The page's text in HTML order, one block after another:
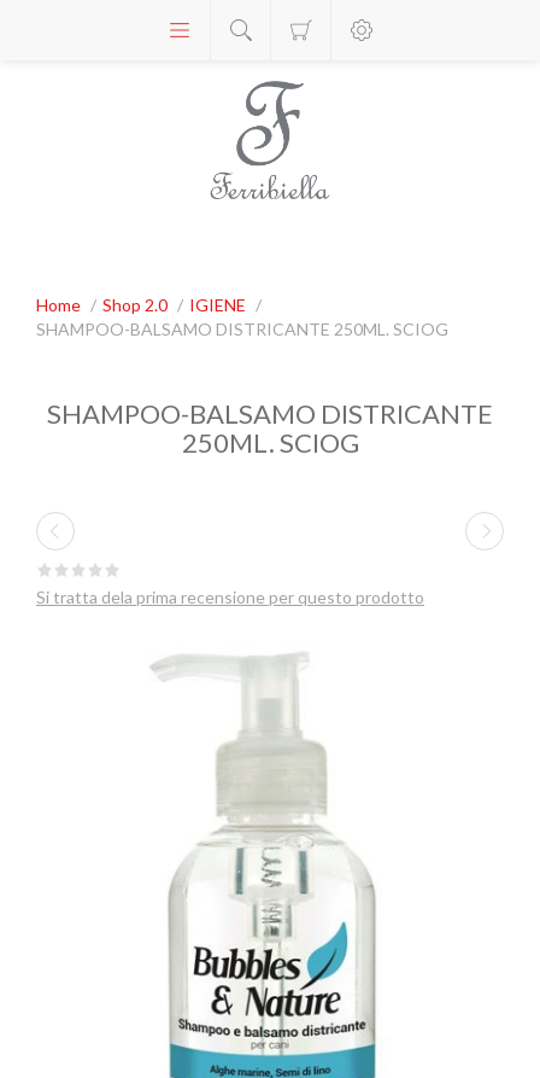
Home / Shop 2.0 / IGIENE /
SHAMPOO-BALSAMO DISTRICANTE 250ML. SCIOG
SHAMPOO-BALSAMO DISTRICANTE
250ML. SCIOG
Si tratta dela prima recensione per questo prodotto